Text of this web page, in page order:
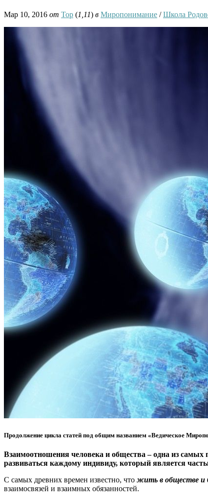
Мар 10, 2016 от Тор (1,11) в Миропонимание /Школа
Продолжение цикла статей под общим названием «Ведическое
Взаимоотношения человека и общества – одна из
развиваться каждому индивиду, который является
С самых древних времен известно, что жить в обществе и
взаимосвязей и взаимных обязанностей.